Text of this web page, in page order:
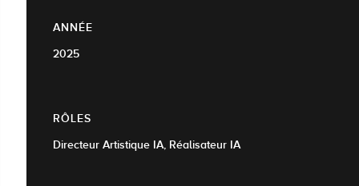
ANNÉE
2025
RÔLES
Directeur Artistique IA, Réalisateur IA